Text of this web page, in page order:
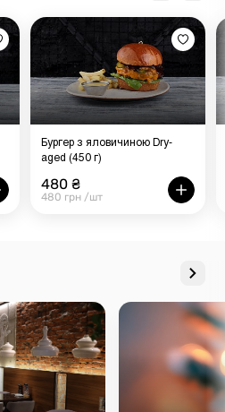
Бургер з яловичиною Dry-
aged (450 г)
480 ₴
480 грн /шт